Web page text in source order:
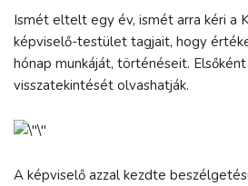
Ismét eltelt egy év, ismét arra kéri a
képviselő-testület tagjait, hogy
hónap munkáját, történéseit.
visszatekintését olvashatják.
A képviselő azzal kezdte